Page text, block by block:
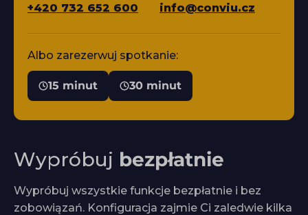
+420 732 652 600
info@conviu.cz
Albo zarezerwuj spotkanie:
15 minut 30 minut
Wypróbuj bezpłatnie
Wypróbuj wszystkie funkcje bezpłatnie i bez
zobowiązań. Konfiguracja zajmie Ci zaledwie kilka